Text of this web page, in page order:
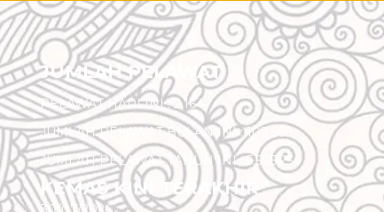
JUMLAH PELAWAT
PELAWAT HARI INI : 2,164
JUMLAH PELAWAT BULAN INI : 102,669
JUMLAH PELAWAT TAHUN INI : 5,505,254
KEMAS KINI TERAKHIR